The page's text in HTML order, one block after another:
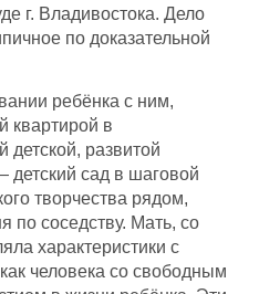
г. Владивостока. Дело
по доказательной
ребёнка с ним,
квартирой в
детской, развитой
детский сад в шаговой
творчества рядом,
по соседству. Мать, со
характеристики с
человека со свободным